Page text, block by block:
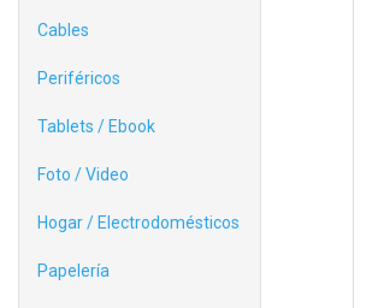
Cables
Periféricos
Tablets / Ebook
Foto / Video
Hogar / Electrodomésticos
Papelería